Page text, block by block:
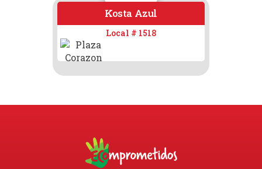
Kosta Azul
Local # 1518